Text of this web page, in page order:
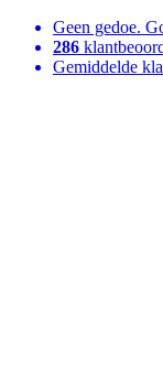
Geen gedoe.
286
Gemiddelde